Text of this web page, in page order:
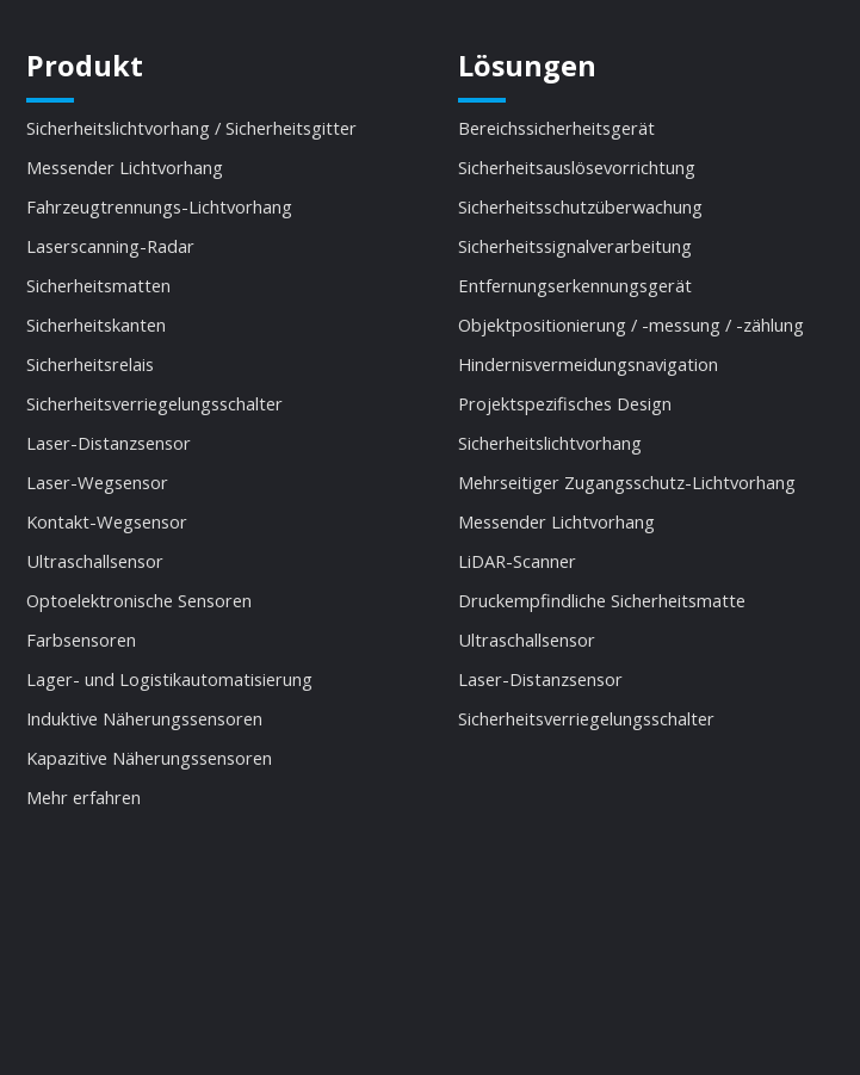
Produkt
Sicherheitslichtvorhang / Sicherheitsgitter
Messender Lichtvorhang
Fahrzeugtrennungs-Lichtvorhang
Laserscanning-Radar
Sicherheitsmatten
Sicherheitskanten
Sicherheitsrelais
Sicherheitsverriegelungsschalter
Laser-Distanzsensor
Laser-Wegsensor
Kontakt-Wegsensor
Ultraschallsensor
Optoelektronische Sensoren
Farbsensoren
Lager- und Logistikautomatisierung
Induktive Näherungssensoren
Kapazitive Näherungssensoren
Mehr erfahren
Lösungen
Bereichssicherheitsgerät
Sicherheitsauslösevorrichtung
Sicherheitsschutzüberwachung
Sicherheitssignalverarbeitung
Entfernungserkennungsgerät
Objektpositionierung / -messung / -zählung
Hindernisvermeidungsnavigation
Projektspezifisches Design
Sicherheitslichtvorhang
Mehrseitiger Zugangsschutz-Lichtvorhang
Messender Lichtvorhang
LiDAR-Scanner
Druckempfindliche Sicherheitsmatte
Ultraschallsensor
Laser-Distanzsensor
Sicherheitsverriegelungsschalter